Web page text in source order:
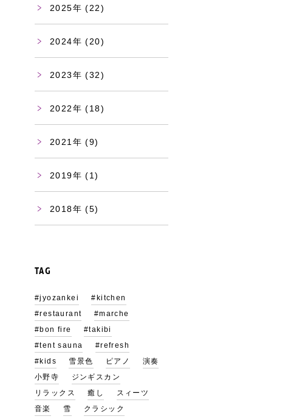
2025 (22)
2024 (20)
2023 (32)
2022 (18)
2021 (9)
2019 (1)
2018 (5)
TAG
#jyozankei
#kitchen
#restaurant
#marche
#bon fire
#takibi
#tent sauna
#refresh
#kids
雪景色 ピアノ
演奏
小野寺
ジンギスカン
リラックス
癒し
スィーツ
音楽
雪 クラシック